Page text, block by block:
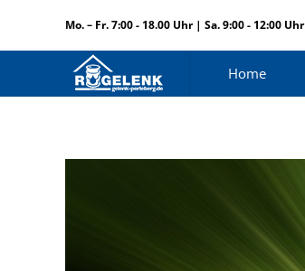
Mo. – Fr. 7:00 - 18.00 Uhr | Sa. 9:00 - 12:00 Uhr
Home